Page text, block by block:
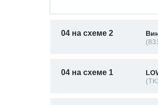
04 на схеме 2
04 на схеме 1